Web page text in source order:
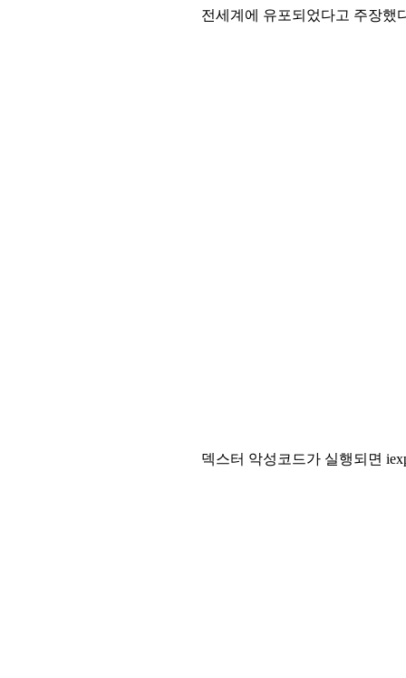
전세계에 유포되었다고 주장했
덱스터 악성코드가 실행되면